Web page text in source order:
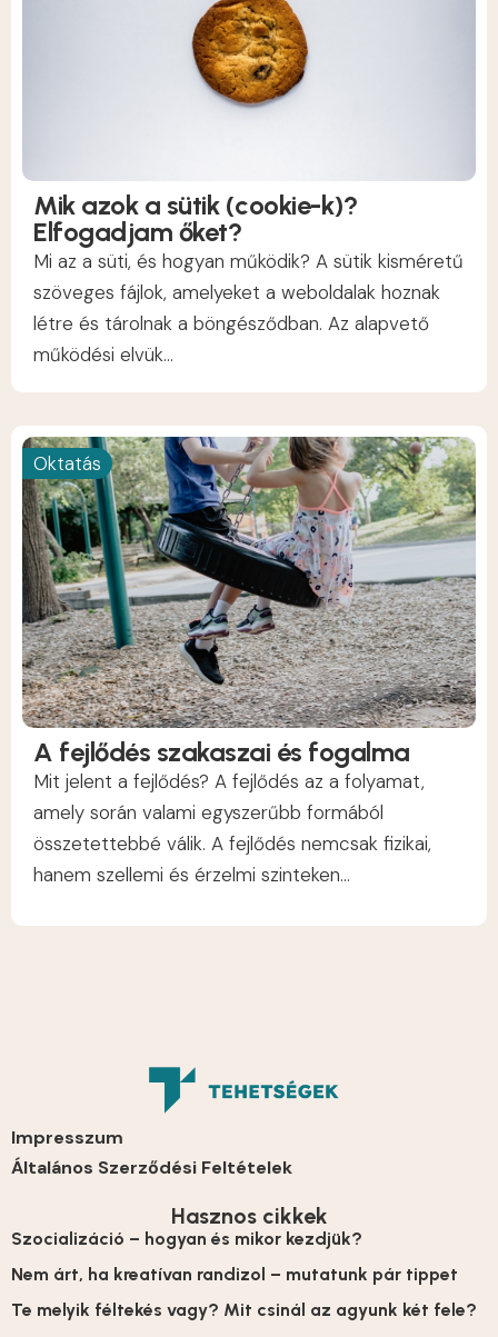
Mik azok a sütik (cookie-k)?
Elfogadjam őket?
Mi az a süti, és hogyan működik? A sütik kisméretű
szöveges fájlok, amelyeket a weboldalak hoznak
létre és tárolnak a böngésződban. Az alapvető
működési elvük...
Oktatás
A fejlődés szakaszai és fogalma
Mit jelent a fejlődés? A fejlődés az a folyamat,
amely során valami egyszerűbb formából
összetettebbé válik. A fejlődés nemcsak fizikai,
hanem szellemi és érzelmi szinteken...
Impresszum
Általános Szerződési Feltételek
Hasznos cikkek
Szocializáció – hogyan és mikor kezdjük?
Nem árt, ha kreatívan randizol – mutatunk pár tippet
Te melyik féltekés vagy? Mit csinál az agyunk két fele?